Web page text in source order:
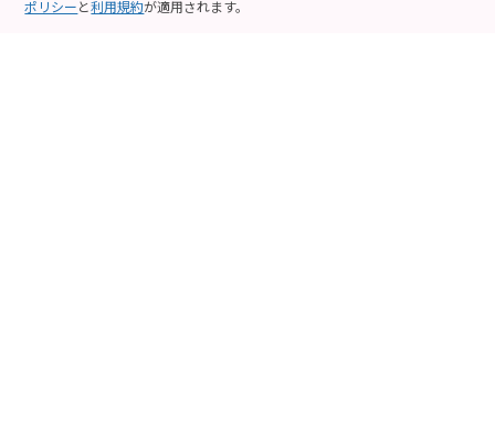
ポリシーと利用規約が適用されます。